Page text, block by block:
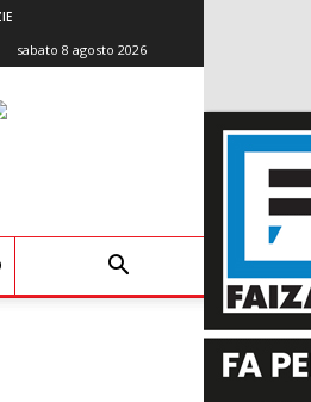
sabato 8 agosto 2026